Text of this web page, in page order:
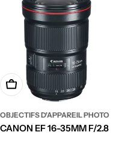
Ajouter à votre demande
OBJECTIFS D'APPAREIL PHOTO
CANON EF 16-35MM F/2.8